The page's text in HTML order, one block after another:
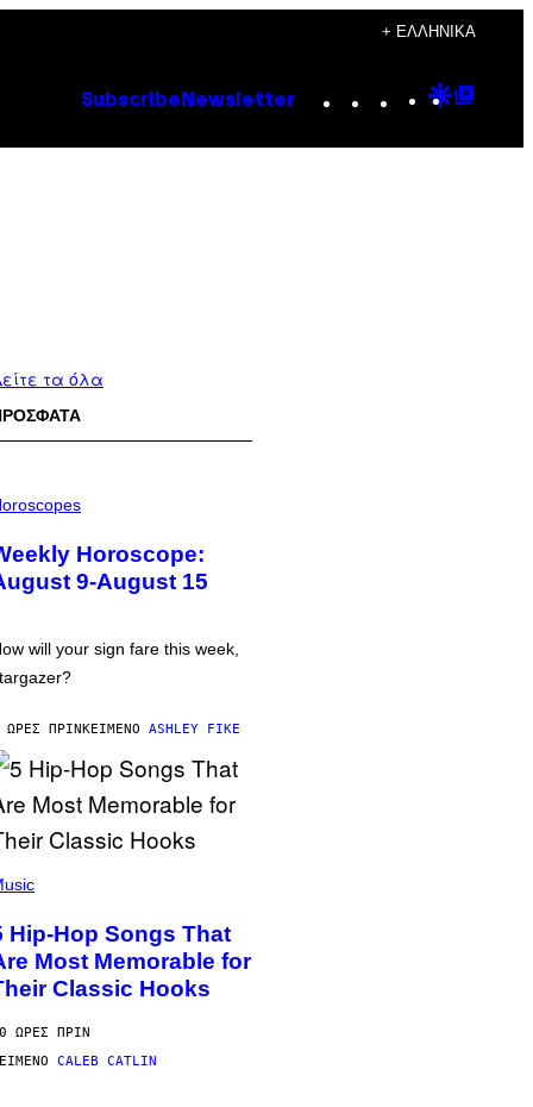
+ ΕΛΛΗΝΙΚΆ
Subscribe Newsletter Instagram
TikTok
YouTube
Google
τα όλα
Horoscope:
9-August 15
will your sign fare this week,
ΏΡΕΣ ΠΡΙΝΚΕΊΜΕΝΟ ASHLEY FIKE
Hip-Hop Songs That
Most Memorable for
Classic Hooks
ΏΡΕΣ ΠΡΙΝ
CALEB CATLIN